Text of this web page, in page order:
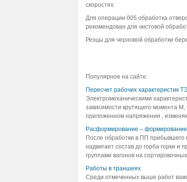
скоростях.
Для операции 005 обработка
рекомендован для чистовой
Резцы для черновой обработки
Популярное на сайте:
Пересчет рабочих характеристик
Электромеханическими
зависимости крутящего момента
приложенном напряжении ,
Расформирование – формирование
После обработки в ПП прибывшего
надвигает состав до горба горки и
группами вагонов на
Работы в траншеях
Среди отмеченных выше работ